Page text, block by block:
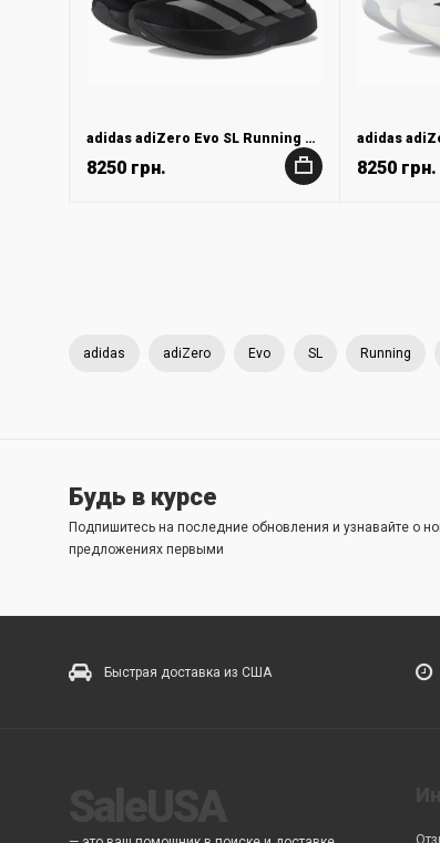
adidas adiZero Evo SL Running Shoes
8250 грн. + 8250 грн.
adidas adiZero Evo SL Running
Будь в курсе
Подпишитесь на последние обновления и узнавайте о
предложениях первыми
Быстрая доставка из США